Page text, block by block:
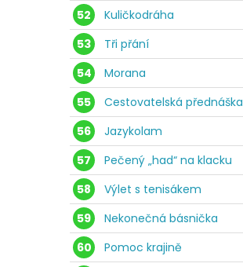
52
Kuličkodráha
53
Tři přání
54
Morana
55
Cestovatelská přednáška
56
Jazykolam
57
Pečený „had“ na klacku
58
Výlet s tenisákem
59
Nekonečná básnička
60
Pomoc krajině